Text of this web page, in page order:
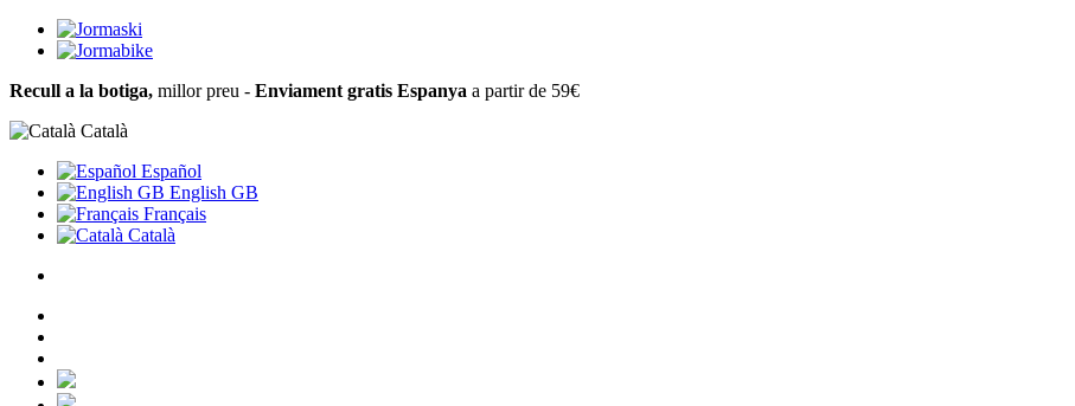
Recull a la botiga, millor preu - Enviament gratis Espanya a partir de 59€
Català
Español
English GB
Français
Català